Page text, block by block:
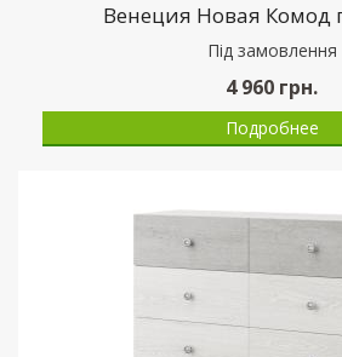
Венеция Новая Комод
Пiд замовлення
4 960 грн.
Подробнее